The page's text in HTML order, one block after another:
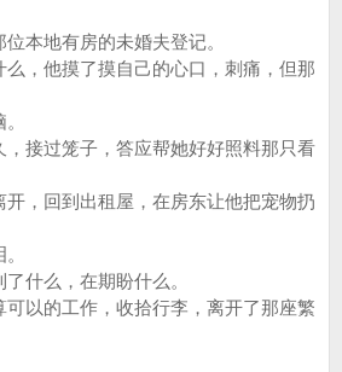
本地有房的未婚夫登记。
，他摸了摸自己的心口，刺痛，但那
接过笼子，答应帮她好好照料那只看
开，回到出租屋，在房东让他把宠物扔
什么，在期盼什么。
以的工作，收拾行李，离开了那座繁